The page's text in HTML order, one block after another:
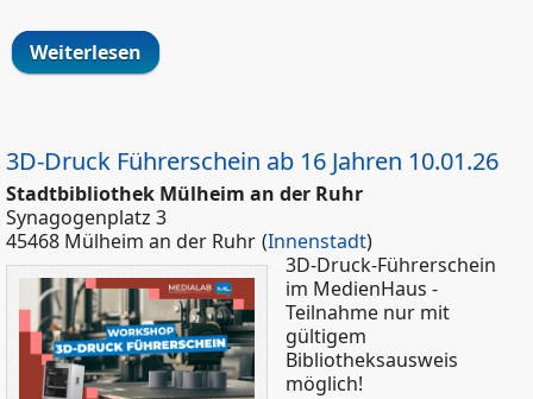
Weiterlesen über Kunstkurs für Kinder in der Schul-
und Stadtteilbibliothek SPELDORF 2026,
3D-Druck Führerschein ab 16 Jahren 10.01.26
Stadtbibliothek Mülheim an der Ruhr
Synagogenplatz 3
45468 Mülheim an der Ruhr (Innenstadt)
3D-Druck-Führerschein
im MedienHaus -
Teilnahme nur mit
gültigem
Bibliotheksausweis
möglich!